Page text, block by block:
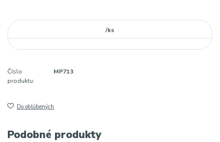
/ks
Číslo
produktu:
MP713
Do obľúbených
Podobné produkty